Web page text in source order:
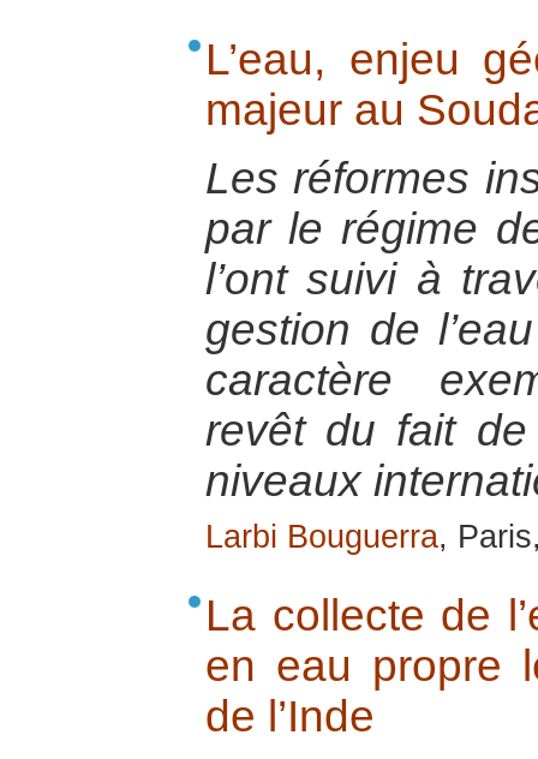
L’eau, enjeu
majeur au
Les réformes
par le régime
l’ont suivi à
gestion de
caractère
revêt du fait
niveaux
Larbi Bouguerra,
La collecte de
en eau propre
de l’Inde